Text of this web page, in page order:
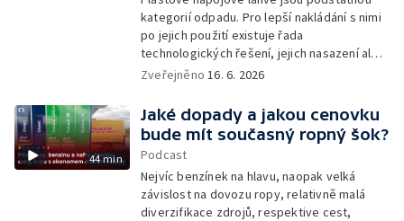
kategorií odpadu. Pro lepší nakládání s nimi
po jejich použití existuje řada
technologických řešení, jejich nasazení ale v
Česku pokulhává a v důsledku toho i celá
Česko nedosahuje uspokojivých cílů v
recyklaci a jaký je výhled na trh s PETem?
Epizodou provázejí Michal Šenk a Zuzana
Tunová.
Zveřejněno16. 6. 2026
44 min
Jaké dopady a jakou cenovku
bude mít současný ropný šok?
Podcast
Nejvíc benzínek na hlavu, naopak velká
závislost na dovozu ropy, relativně malá
diverzifikace zdrojů, respektive cest,